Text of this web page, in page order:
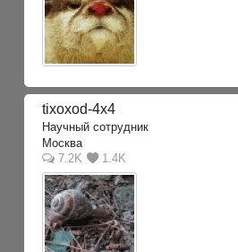
tixoxod-4x4
Научный сотрудник
Москва
7.2K
1.4K